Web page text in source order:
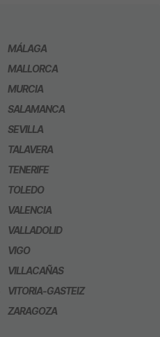
MÁLAGA
MALLORCA
MURCIA
SALAMANCA
SEVILLA
TALAVERA
TENERIFE
TOLEDO
VALENCIA
VALLADOLID
VIGO
VILLACAÑAS
VITORIA-GASTEIZ
ZARAGOZA